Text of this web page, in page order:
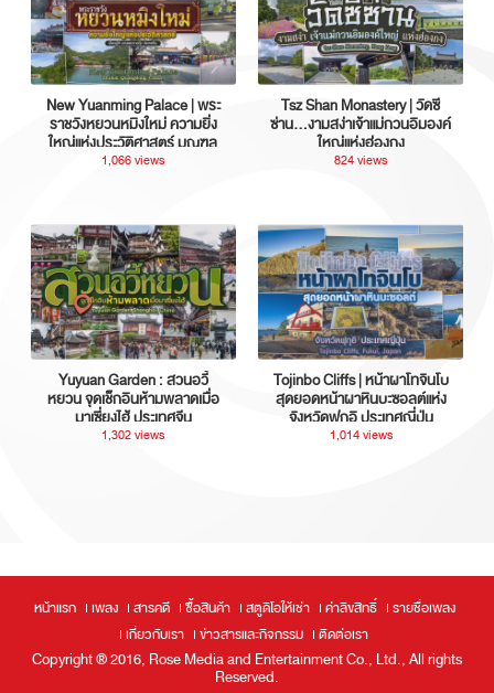
New Yuanming Palace | พระ
ราชวังหยวนหมิงใหม่ ความยิ่ง
ใหญ่แห่งประวัติศาสตร์ มณฑล
กวางตุ้ง ประเทศจีน
1,066 views
Tsz Shan Monastery | วัดซี
ซ่าน…งามสง่าเจ้าแม่กวนอิมองค์
ใหญ่แห่งฮ่องกง
824 views
Yuyuan Garden : สวนอวี้
หยวน จุดเช็กอินห้ามพลาดเมื่อ
มาเซี่ยงไฮ้ ประเทศจีน
1,302 views
Tojinbo Cliffs | หน้าผาโทจินโบ
สุดยอดหน้าผาหินบะซอลต์แห่ง
จังหวัดฟุกุอิ ประเทศญี่ปุ่น
1,014 views
หน้าแรก เพลง สารคดี ซื้อสินค้า สตูดิโอให้เช่า ค่าลิขสิทธิ์
รายชื่อเพลง
เกี่ยวกับเรา
ข่าวสารและกิจกรรม ติดต่อเรา
Copyright ® 2016, Rose Media and Entertainment Co., Ltd., All rights
Reserved.